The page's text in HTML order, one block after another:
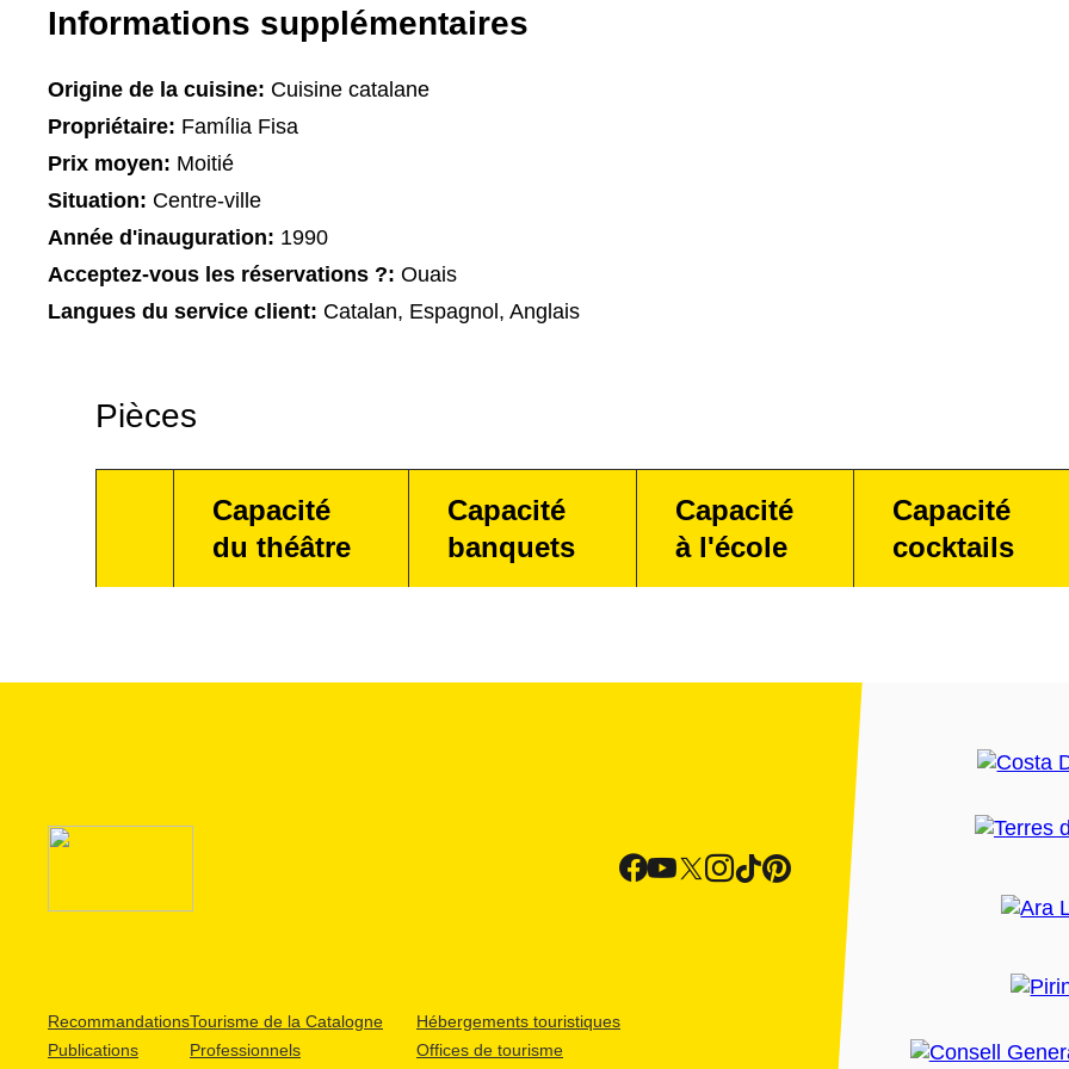
Informations supplémentaires
Origine de la cuisine: Cuisine catalane
Propriétaire: Família Fisa
Prix moyen: Moitié
Situation: Centre-ville
Année d'inauguration: 1990
Acceptez-vous les réservations ?: Ouais
Langues du service client: Catalan, Espagnol, Anglais
Pièces
Capacité
du théâtre
Capacité
banquets
Capacité
à l'école
Capacité
cocktails
Recommandations
Publications
Tourisme de la Catalogne
Professionnels
Hébergements touristiques
Offices de tourisme